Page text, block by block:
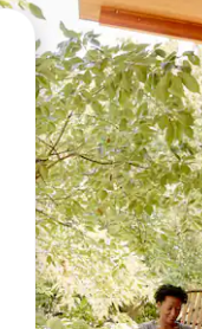
るか、画面をタッチま